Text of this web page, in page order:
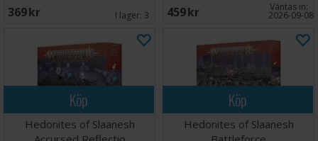
369 SEK I lager: 3 459 SEK Väntas in:
2026-09-08
Köp
Hedonites of Slaanesh
Köp
Hedonites of Slaanesh